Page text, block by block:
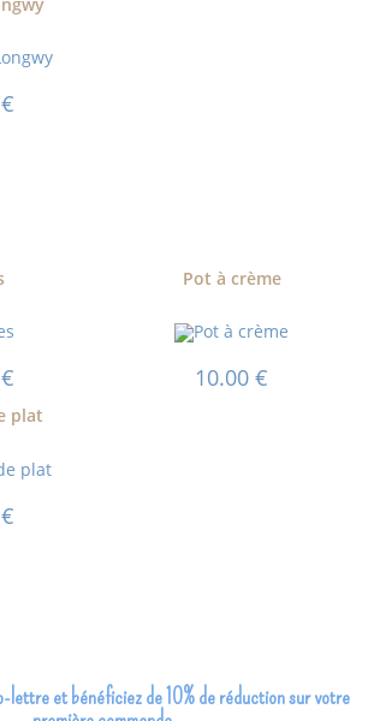
€
€
Pot à crème
10.00€
plat
€
lettre et bénéficiez de 10% de réduction sur votre